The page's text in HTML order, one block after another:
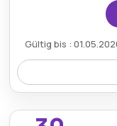
Gültig bis :
Profitieren Sie
Einkäufe, indem